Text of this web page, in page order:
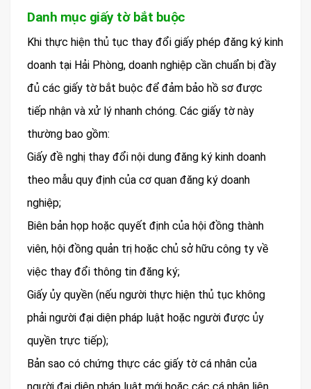
Danh mục giấy tờ bắt buộc
Khi thực hiện thủ tục thay đổi giấy phép đăng ký kinh
doanh tại Hải Phòng, doanh nghiệp cần chuẩn bị đầy
đủ các giấy tờ bắt buộc để đảm bảo hồ sơ được
tiếp nhận và xử lý nhanh chóng. Các giấy tờ này
thường bao gồm:
Giấy đề nghị thay đổi nội dung đăng ký kinh doanh
theo mẫu quy định của cơ quan đăng ký doanh
nghiệp;
Biên bản họp hoặc quyết định của hội đồng thành
viên, hội đồng quản trị hoặc chủ sở hữu công ty về
việc thay đổi thông tin đăng ký;
Giấy ủy quyền (nếu người thực hiện thủ tục không
phải người đại diện pháp luật hoặc người được ủy
quyền trực tiếp);
Bản sao có chứng thực các giấy tờ cá nhân của